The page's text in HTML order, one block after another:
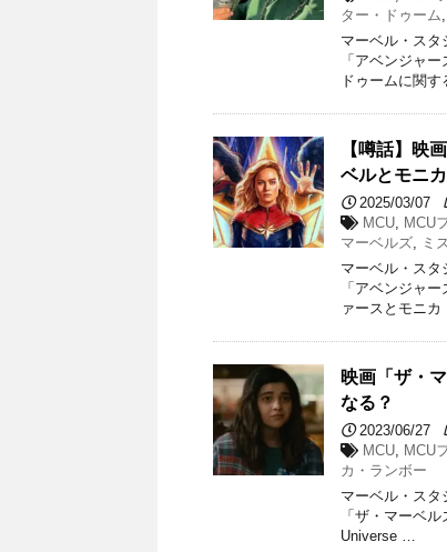
ター・ドゥーム
マーベル・スタ
「アベンジャ
ドゥームに関
【噂話】映
ベルとモニ
2025/03/07
MCU
MCU
マーベルズ
ミ
マーベル・スタ
「アベンジャ
ァースとモニ
映画「ザ・
なる？
2023/06/27
MCU
MCU
カ・ランボー
マーベル・スタ
「ザ・マーベ
Universe …